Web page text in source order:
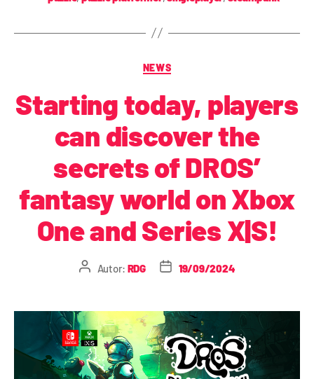
NEWS
Starting today, players
can discover the
secrets of DROS’
fantasy world on Xbox
One and Series X|S!
Autor: RDG 19/09/2024